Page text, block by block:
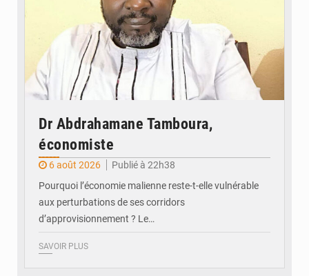
Dr Abdrahamane Tamboura,
économiste
6 août 2026
Publié à 22h38
Pourquoi l’économie malienne reste-t-elle vulnérable
aux perturbations de ses corridors
d’approvisionnement ? Le…
SAVOIR PLUS